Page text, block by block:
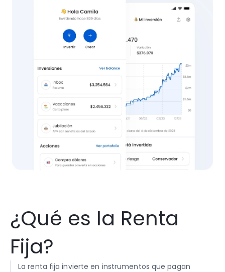
¿Qué es la Renta
Fija?
La renta fija invierte en instrumentos que pagan